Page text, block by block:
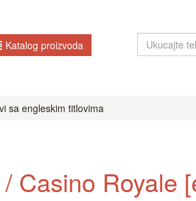
Katalog proizvoda
sa engleskim titlovima
Casino Royale